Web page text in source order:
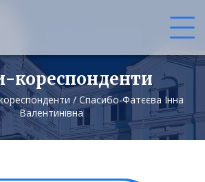
кореспонденти
/Спасибо-Фатєєва Інна
Валентинівна